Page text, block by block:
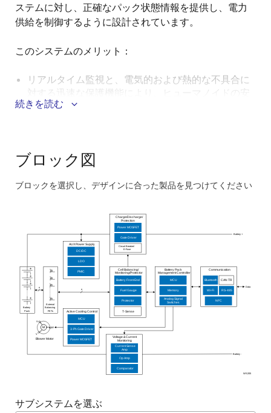
ステムに対し、正確なパック状態情報を提供し、電力
供給を制御するように設計されています。
このシステムのメリット：
リアルタイム監視と、電気的および熱的な不具合に
対する迅速な保護機能により、ヒューマノイドの安
全性をが向上
で、ロボットの稼働時間が向上
アクチュエータおよび制御サブシステムに正確なパ
ック状態データと制御された電力を供給すること
24Vおよび48Vアーキテクチャの両方に対応した最
適化されたデバイス群により、設計を簡素化し、開
発を加速
続きを読む
ブロック図
ブロックを選択し、デザインに合った製品を見つけてください
WS205
Charge/Discharge/
Protection
AUXPower Supply
DC/DC
Cell Balancing/
Monitoring/Protector
Fuel Gauge
Protector
Battery Front End
T-Sense
Battery Pack
Management Controller
Communication
Power MOSFET
Gate Driver
Circuit Breaker/
E-Fuse
Voltage & Current
Monitoring
Current Sense
Amp
Op Amp
Comparator
MCU
Memory
Bluetooth
Wi-Fi
NFC
CAN TR
RS-485
Analog Signal
Switches
Battery -
Data
Active CoolingControl
MCU
3-Ph Gate Driver
Power MOSFET
LDO
PMIC
Battery +
n
n
Blower Motor
M
U
V
W
External
Balancing
FETs
Battery
Pack
サブシステムを選ぶ